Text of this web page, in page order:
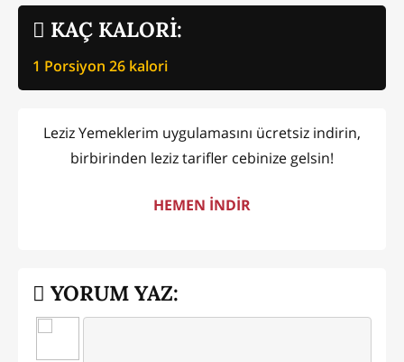
KAÇ KALORİ:
1 Porsiyon 26 kalori
Leziz Yemeklerim uygulamasını ücretsiz indirin,
birbirinden leziz tarifler cebinize gelsin!
HEMEN İNDİR
YORUM YAZ: